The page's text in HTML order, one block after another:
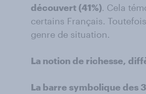
découvert (41%). Cela
certains Français.
genre de situation.
La notion de richesse,
La barre symbolique des